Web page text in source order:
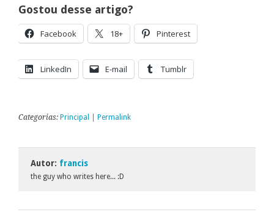
Gostou desse artigo?
Facebook 18+ Pinterest
LinkedIn E-mail Tumblr
Categorias: Principal Permalink
Autor: francis
the guy who writes here... :D